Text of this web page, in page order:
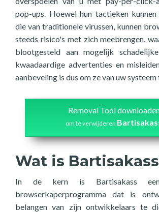
pop-ups. Hoewel hun tactieken kunnen
die van traditionele virussen, kunnen
steeds risico's met zich meebrengen,
blootgesteld aan mogelijk
kwaadaardige advertenties en
aanbeveling is dus om ze van uw
Removal Tool
om te verwijderen
Wat is
In de kern is Bartisakass een
browserkaperprogramma dat is
belangen van zijn ontwikkelaars te